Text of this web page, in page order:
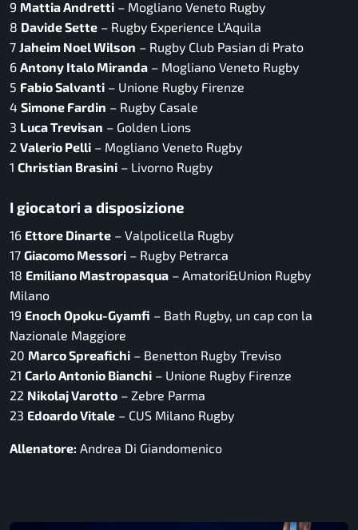
9 Mattia Andretti – Mogliano Veneto Rugby
8 Davide Sette – Rugby Experience L’Aquila
7 Jaheim Noel Wilson – Rugby Club Pasian di Prato
6 Antony Italo Miranda – Mogliano Veneto Rugby
5 Fabio Salvanti – Unione Rugby Firenze
4 Simone Fardin – Rugby Casale
3 Luca Trevisan – Golden Lions
2 Valerio Pelli – Mogliano Veneto Rugby
1 Christian Brasini – Livorno Rugby
I giocatori a disposizione
16 Ettore Dinarte – Valpolicella Rugby
17 Giacomo Messori – Rugby Petrarca
18 Emiliano Mastropasqua – Amatori&Union Rugby
Milano
19 Enoch Opoku-Gyamfi – Bath Rugby, un cap con la
Nazionale Maggiore
20 Marco Spreafichi – Benetton Rugby Treviso
21 Carlo Antonio Bianchi – Unione Rugby Firenze
22 Nikolaj Varotto – Zebre Parma
23 Edoardo Vitale – CUS Milano Rugby
Allenatore: Andrea Di Giandomenico